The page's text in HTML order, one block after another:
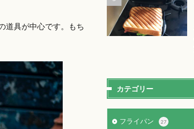
道具が中心です。もち
カテゴリー
フライパン 27